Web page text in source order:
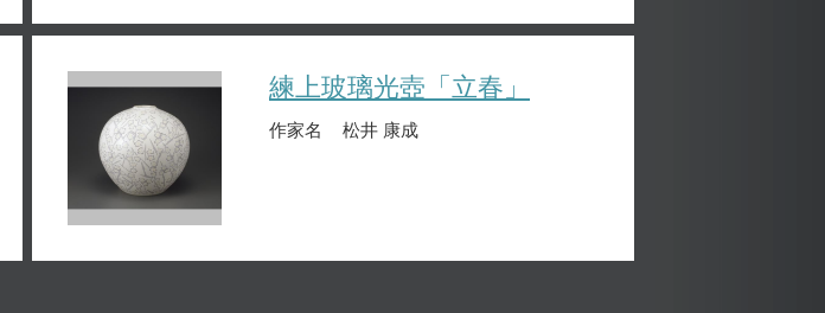
練上玻璃光壺「立春」
作家名 松井 康成